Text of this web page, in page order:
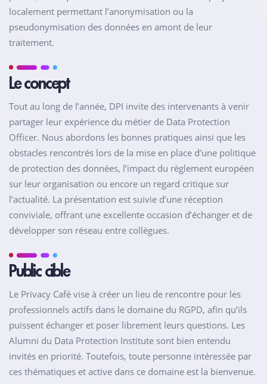
localement permettant l’anonymisation ou la
pseudonymisation des données en amont de leur
traitement.
Le concept
Tout au long de l’année, DPI invite des intervenants à venir
partager leur expérience du métier de Data Protection
Officer. Nous abordons les bonnes pratiques ainsi que les
obstacles rencontrés lors de la mise en place d’une politique
de protection des données, l’impact du règlement européen
sur leur organisation ou encore un regard critique sur
l’actualité. La présentation est suivie d’une réception
conviviale, offrant une excellente occasion d’échanger et de
développer son réseau entre collègues.
Public cible
Le Privacy Café vise à créer un lieu de rencontre pour les
professionnels actifs dans le domaine du RGPD, afin qu’ils
puissent échanger et poser librement leurs questions. Les
Alumni du Data Protection Institute sont bien entendu
invités en priorité. Toutefois, toute personne intéressée par
ces thématiques et active dans ce domaine est la bienvenue.